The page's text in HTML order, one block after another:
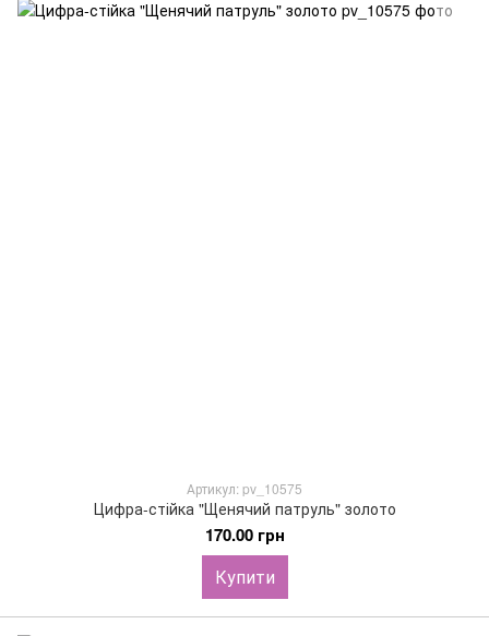
Артикул: pv_10575
Цифра-стійка "Щенячий патруль" золото
170.00 грн
Купити